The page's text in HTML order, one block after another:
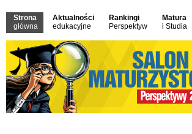
Strona
główna
Aktualności
edukacyjne
Rankingi
Perspektyw
Matura
i Studia